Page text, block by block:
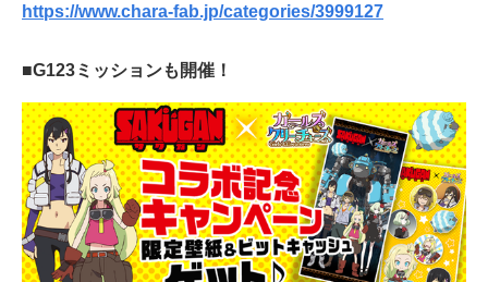
https://www.chara-fab.jp/categories/3999127
■G123ミッションも開催！